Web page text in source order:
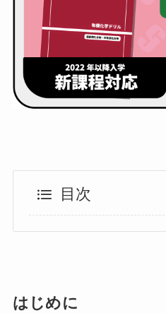
目次
はじめに